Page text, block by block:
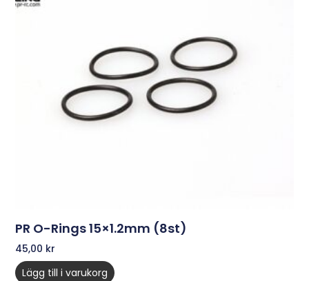
PR O-Rings 15×1.2mm (8st)
45,00 kr
Lägg till i varukorg